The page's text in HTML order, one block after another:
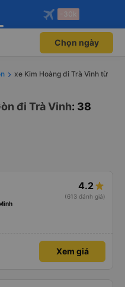
độc
Mở app
máy bay qua
Mở app
-30k
Chọn ngày
xe Kim Hoàng đi Trà Vinh từ
đi Trà Vinh: 38
4.2
(613 đánh giá)
Xem giá